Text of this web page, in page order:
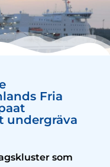
Fria
undergräva
som